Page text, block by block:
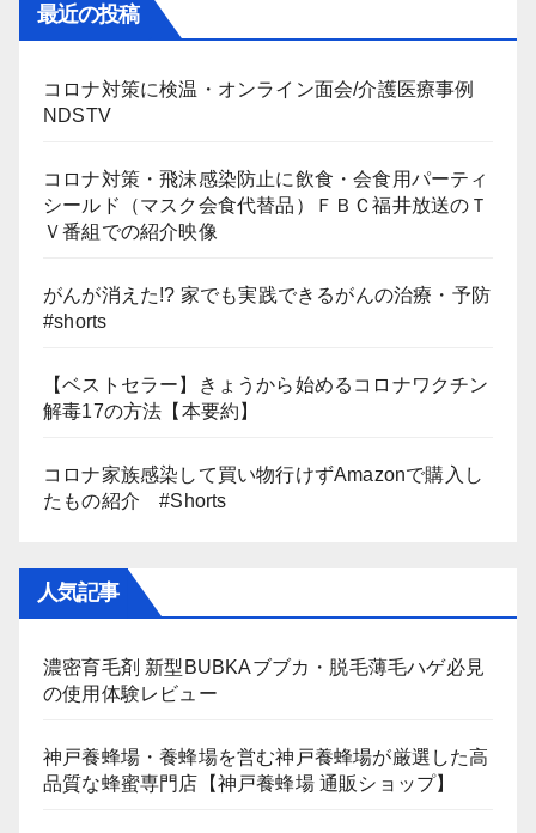
最近の投稿
コロナ対策に検温・オンライン面会/介護医療事例
NDSTV
コロナ対策・飛沫感染防止に飲食・会食用パーティ
シールド（マスク会食代替品）ＦＢＣ福井放送のＴ
Ｖ番組での紹介映像
がんが消えた!? 家でも実践できるがんの治療・予防
#shorts
【ベストセラー】きょうから始めるコロナワクチン
解毒17の方法【本要約】
コロナ家族感染して買い物行けずAmazonで購入し
たもの紹介 #Shorts
人気記事
濃密育毛剤 新型BUBKAブブカ・脱毛薄毛ハゲ必見
の使用体験レビュー
神戸養蜂場・養蜂場を営む神戸養蜂場が厳選した高
品質な蜂蜜専門店【神戸養蜂場 通販ショップ】